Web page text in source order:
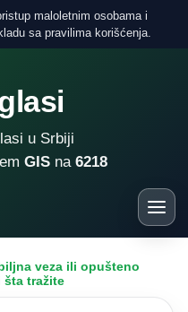
maloletnim osobama i
sa pravilima korišćenja.
u Srbiji
GIS na 6218
veza ili opušteno
šta tražite